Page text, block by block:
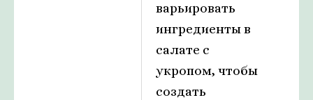
варьировать
ингредиенты в
салате с
укропом, чтобы
создать